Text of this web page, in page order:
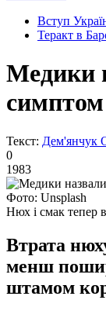
Вступ
Теракт в
Медики
Текст: Дем'янчук
0
1983
Фото: Unsplash
Нюх і смак тепер
Втрата
менш
штамом